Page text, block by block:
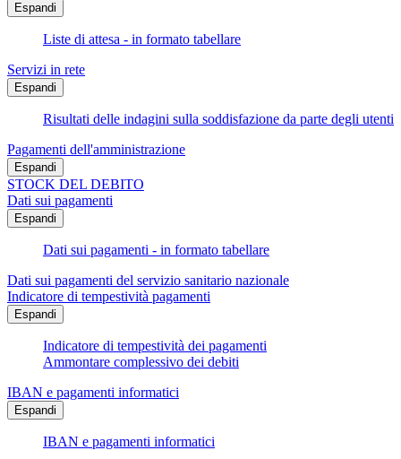
Espandi
Liste di attesa - in formato tabellare
Servizi in rete
Espandi
Risultati delle indagini sulla soddisfazione da parte degli utenti
Pagamenti dell'amministrazione
Espandi
STOCK DEL DEBITO
Dati sui pagamenti
Espandi
Dati sui pagamenti - in formato tabellare
Dati sui pagamenti del servizio sanitario nazionale
Indicatore di tempestività pagamenti
Espandi
Indicatore di tempestività dei pagamenti
Ammontare complessivo dei debiti
IBAN e pagamenti informatici
Espandi
IBAN e pagamenti informatici